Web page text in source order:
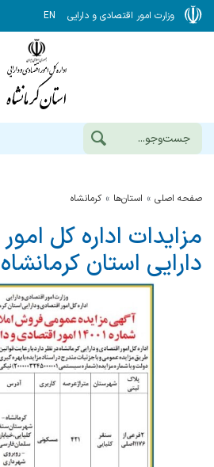
وزارت امور اقتصادی و دارایی EN
صفحه اصلی استان‌ها كرمانشاه
مزایدات اداره کل
دارایی استان کرمانشاه